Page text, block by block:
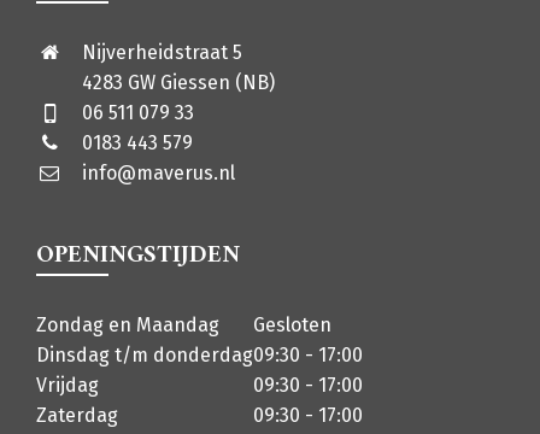
Nijverheidstraat 5
4283 GW Giessen (NB)
06 511 079 33
0183 443 579
info@maverus.nl
OPENINGSTIJDEN
Zondag en Maandag
Gesloten
Dinsdag t/m donderdag09:30 - 17:00
Vrijdag
09:30 - 17:00
Zaterdag
09:30 - 17:00